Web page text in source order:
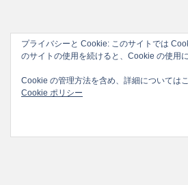
プライバシーと Cookie: このサイトでは
のサイトの使用を続けると、Cookie の使用
Cookie の管理方法を含め、詳細については
Cookie ポリシー